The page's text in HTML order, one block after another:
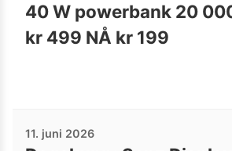
40 W powerbank 20
kr 499 NÅ kr 199
11. juni 2026